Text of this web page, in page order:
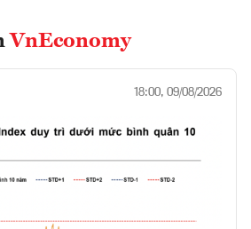
VnEconomy
18:00, 09/08/2026